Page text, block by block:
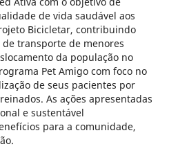
de vida saudável aos
Bicicletar, contribuindo
transporte de menores
da população no
Pet Amigo com foco no
de seus pacientes por
As ações apresentadas
e sustentável
para a comunidade,